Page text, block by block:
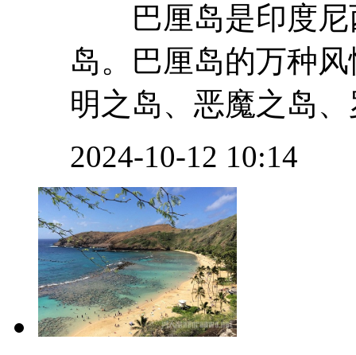
巴厘岛是印度尼
岛。巴厘岛的万种
明之岛、恶魔之岛
2024-10-12 10:14